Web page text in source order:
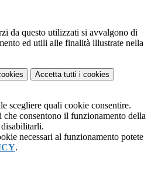
da questo utilizzati si avvalgono di
ed utili alle finalità illustrate nella
Accetta tutti i cookies
scegliere quali cookie consentire.
consentono il funzionamento della
necessari al funzionamento potete
.